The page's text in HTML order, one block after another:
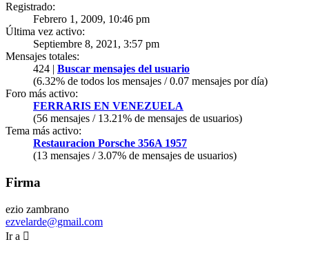
Registrado:
Febrero 1, 2009, 10:46 pm
Última vez activo:
Septiembre 8, 2021, 3:57 pm
Mensajes totales:
424 | Buscar mensajes del usuario
(6.32% de todos los mensajes / 0.07 mensajes por día)
Foro más activo:
FERRARIS EN VENEZUELA
(56 mensajes / 13.21% de mensajes de usuarios)
Tema más activo:
Restauracion Porsche 356A 1957
(13 mensajes / 3.07% de mensajes de usuarios)
Firma
ezio zambrano
ezvelarde@gmail.com
Ir a